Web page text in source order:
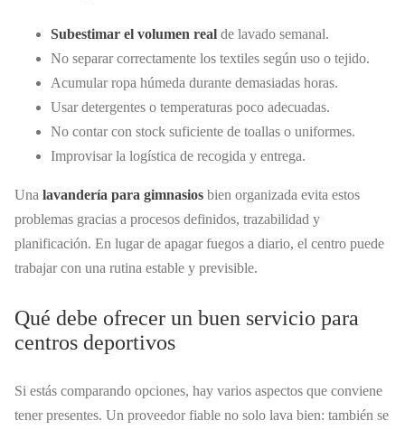
Subestimar el volumen real de lavado semanal.
No separar correctamente los textiles según uso o tejido.
Acumular ropa húmeda durante demasiadas horas.
Usar detergentes o temperaturas poco adecuadas.
No contar con stock suficiente de toallas o uniformes.
Improvisar la logística de recogida y entrega.
Una lavandería para gimnasios bien organizada evita estos
problemas gracias a procesos definidos, trazabilidad y
planificación. En lugar de apagar fuegos a diario, el centro puede
trabajar con una rutina estable y previsible.
Qué debe ofrecer un buen servicio para
centros deportivos
Si estás comparando opciones, hay varios aspectos que conviene
tener presentes. Un proveedor fiable no solo lava bien: también se